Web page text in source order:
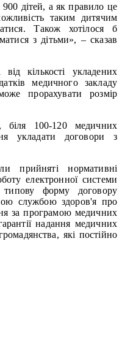
дітей, а як правило це
таким дитячим
Також хотілося б
з дітьми», – сказав
кількості укладених
медичного закладу
прорахувати розмір
біля 100-120 медичних
укладати договори з
прийняті нормативні
електронної системи
типову форму договору
службою здоров'я про
за програмою медичних
надання медичних
які постійно